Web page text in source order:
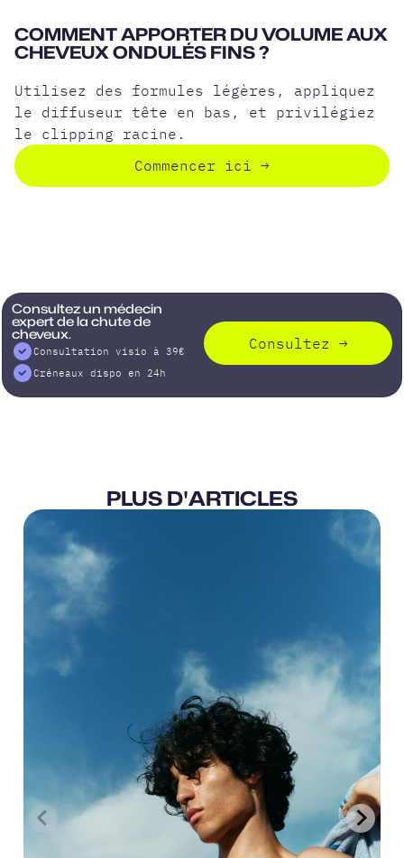
COMMENT APPORTER DU VOLUME AUX
CHEVEUX ONDULÉS FINS ?
Utilisez des formules légères, appliquez
le diffuseur tête en bas, et privilégiez
le clipping racine.
Commencer ici →
Consultez un médecin
expert de la chute de
cheveux.
Consultation visio à 39€
Créneaux dispo en 24h
Consultez →
PLUS D'ARTICLES